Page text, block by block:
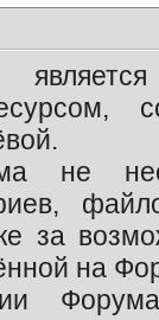
не
за
на